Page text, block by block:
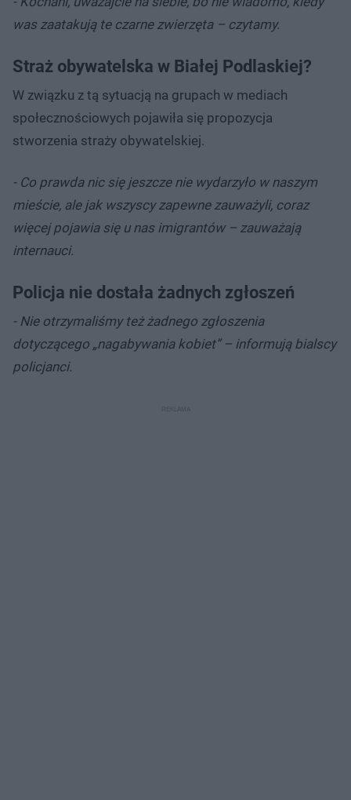
was zaatakują te czarne zwierzęta – czytamy.
Straż obywatelska w Białej Podlaskiej?
W związku z tą sytuacją na grupach w mediach
społecznościowych pojawiła się propozycja
stworzenia straży obywatelskiej.
- Co prawda nic się jeszcze nie wydarzyło w naszym
mieście, ale jak wszyscy zapewne zauważyli, coraz
więcej pojawia się u nas imigrantów – zauważają
internauci.
Policja nie dostała żadnych zgłoszeń
- Nie otrzymaliśmy też żadnego zgłoszenia
dotyczącego „nagabywania kobiet” – informują bialscy
policjanci.